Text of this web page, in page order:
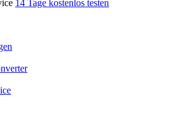
14 Tage kostenlos testen